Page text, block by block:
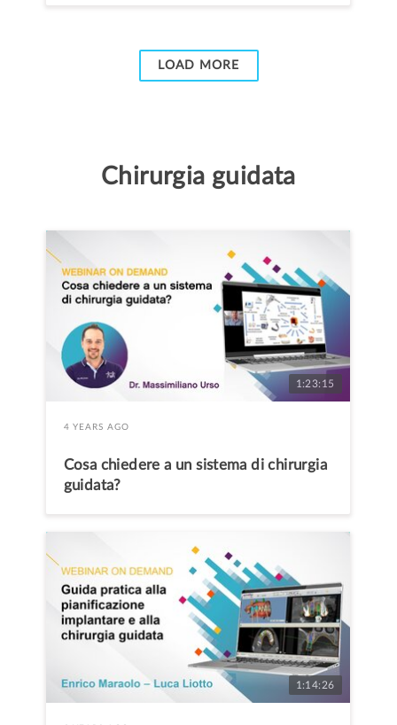
LOAD MORE
Chirurgia guidata
1:23:15
4 YEARS AGO
Cosa chiedere a un sistema di chirurgia
guidata?
1:14:26